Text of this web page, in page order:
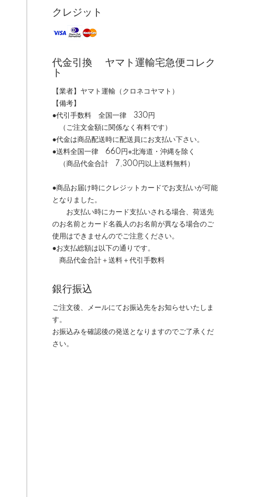
クレジット
代金引換 ヤマト運輸宅急便コレク
ト
【業者】ヤマト運輸（クロネコヤマト）
【備考】
●代引手数料 全国一律 330円
（ご注文金額に関係なく有料です）
●代金は商品配送時に配送員にお支払い下さい。
●送料全国一律 660円※北海道・沖縄を除く
（商品代金合計 7,300円以上送料無料）
●商品お届け時にクレジットカードでお支払いが可能
となりました。
お支払い時にカード支払いされる場合、荷送先
のお名前とカード名義人のお名前が異なる場合のご
使用はできませんのでご注意ください。
●お支払総額は以下の通りです。
商品代金合計＋送料＋代引手数料
銀行振込
ご注文後、メールにてお振込先をお知らせいたしま
す。
お振込みを確認後の発送となりますのでご了承くだ
さい。